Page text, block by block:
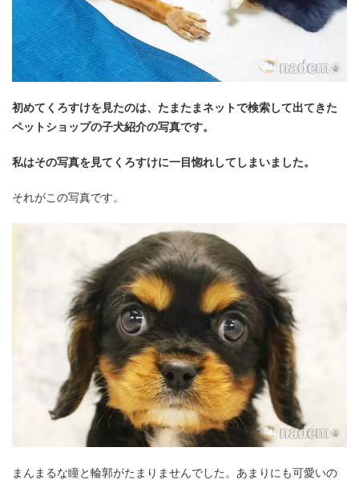
初めてくろすけを見たのは、たまたまネットで検索して出てきた
ペットショップの子犬紹介の写真です。
私はその写真を見てくろすけに一目惚れしてしまいました。
それがこの写真です。
まんまるな瞳と輪郭がたまりませんでした。あまりにも可愛いの